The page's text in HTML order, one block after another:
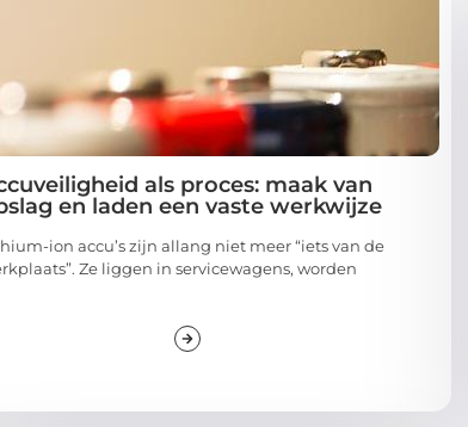
als proces: maak van
en laden een vaste werkwijze
ion accu’s zijn allang niet meer “iets van de
Ze liggen in servicewagens, worden